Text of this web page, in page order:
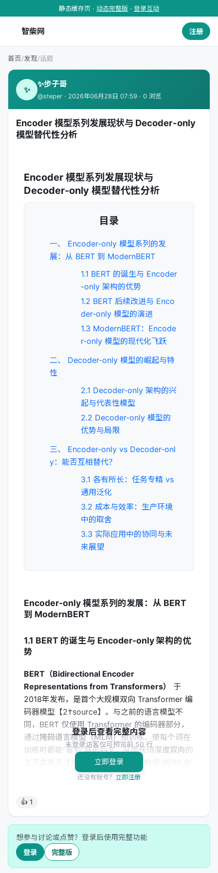
静态缓存页 · 动态完整版 · 登录互动
智柴网 注册
首页/发现/话题
✨
✨步子哥
@steper · 2026年06月28日 07:59 · 0 浏览
Encoder 模型系列发展现状与 Decoder-only
模型替代性分析
Encoder 模型系列发展现状与
Decoder-only 模型替代性分析
目录
一、 Encoder-only 模型系列的发
展：从 BERT 到 ModernBERT
1.1 BERT 的诞生与 Encoder
-only 架构的优势
1.2 BERT 后续改进与 Enco
der-only 模型的演进
1.3 ModernBERT：Encode
r-only 模型的现代化飞跃
二、 Decoder-only 模型的崛起与特
性
2.1 Decoder-only 架构的兴
起与代表性模型
2.2 Decoder-only 模型的
优势与局限
三、 Encoder-only vs Decoder-onl
y：能否互相替代？
3.1 各有所长：任务专精 vs
通用泛化
3.2 成本与效率：生产环境
中的取舍
3.3 实际应用中的协同与未
来展望
Encoder-only 模型系列的发展：从 BERT
到 ModernBERT
1.1 BERT 的诞生与 Encoder-only 架构的优
势
BERT（Bidirectional Encoder
Representations from Transformers）
于
2018年发布，是首个大规模双向 Transformer 编
码器模型【2†source】。与之前的语言模型不
同，BERT 仅使用 Transformer 的编码器部分，
通过掩码语言模型（MLM）预训练，使每个词在
训练时都能“看到”其前后文，从而获得深度双向的
上下文表示【2†source】。这种架构使 BERT 在
文本分类、命名实体识别等自然语言理解
【5†source】。然而，由于不包含解码器，
【2†source】。
尽管如此，BERT 的 Encoder-only 架构在实际应
用中展现出独特价值。它
登录后查看完整内容
未登录访客仅可预览前 50 行
立即登录
还没有账号？ 立即注册
👍 1
想参与讨论或点赞？登录后使用完整功能
登录 完整版